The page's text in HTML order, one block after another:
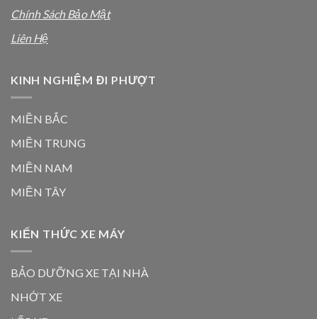
Chính Sách Bảo Mật
Liên Hệ
KINH NGHIỆM ĐI PHƯỢT
MIỀN BẮC
MIỀN TRUNG
MIỀN NAM
MIỀN TÂY
KIẾN THỨC XE MÁY
BẢO DƯỠNG XE TẠI NHÀ
NHỚT XE